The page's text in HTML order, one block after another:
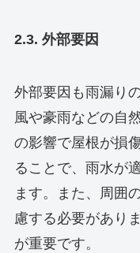
2.3. 外部要因
外部要因も雨漏り
風や豪雨などの自
の影響で屋根が損
ることで、雨水が
ます。また、周囲
慮する必要があり
が重要です。